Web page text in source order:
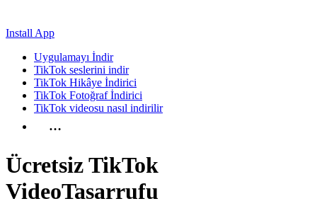
Install App
Uygulamayı İndir
TikTok seslerini indir
TikTok Hikâye İndirici
TikTok Fotoğraf İndirici
TikTok videosu nasıl indirilir
…
Ücretsiz TikTok
VideoTasarrufu